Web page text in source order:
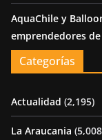
AquaChile y
emprendedores
Categorías
Actualidad (2,195)
La Araucania